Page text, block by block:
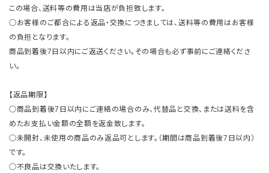
この場合、送料等の費用は当店が負担致します。
○お客様のご都合による返品・交換につきましては、送料等の費用はお客様
の負担となります。
商品到着後7日以内にご返送ください。その場合も必ず事前にご連絡くださ
い。
【返品期限】
○商品到着後7日以内にご連絡の場合のみ、代替品と交換、または送料を含
めたお支払い金額の全額を返金致します。
○未開封、未使用の商品のみ返品可とします。（期間は商品到着後7日以内）
です。
○不良品は交換いたします。